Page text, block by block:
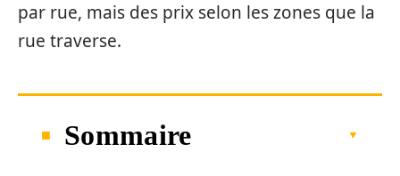
par rue, mais des prix selon les zones que la
rue traverse.
Sommaire